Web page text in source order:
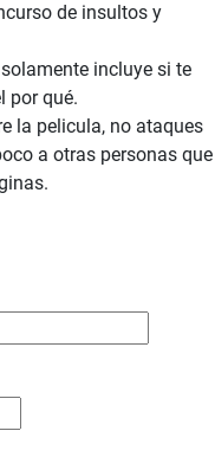
de insultos y
incluye si te
por qué.
la pelicula, no ataques
a otras personas que